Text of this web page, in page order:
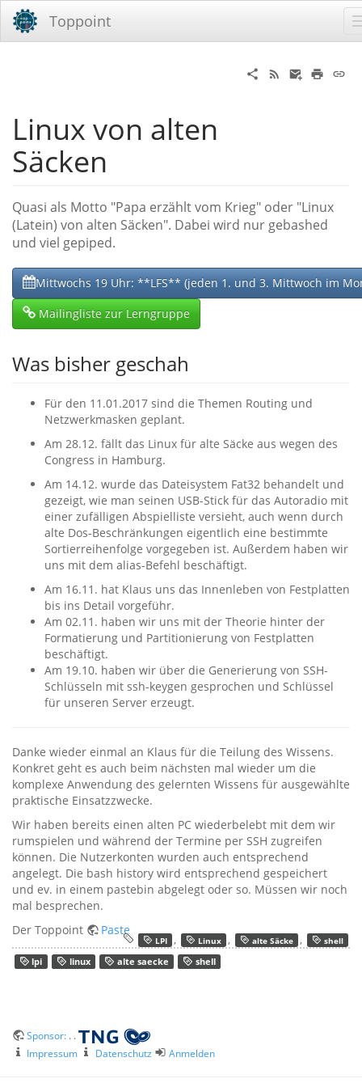
Toppoint
Linux von alten
Säcken
Quasi als Motto "Papa erzählt vom Krieg" oder "Linux
(Latein) von alten Säcken". Dabei wird nur gebashed
und viel gepiped.
Mittwochs 19 Uhr: **LFS** (jeden 1. und 3. Mittwoch im
Mailingliste zur Lerngruppe
Was bisher geschah
Für den 11.01.2017 sind die Themen Routing und
Netzwerkmasken geplant.
Am 28.12. fällt das Linux für alte Säcke aus wegen des
Congress in Hamburg.
Am 14.12. wurde das Dateisystem Fat32 behandelt und
gezeigt, wie man seinen USB-Stick für das Autoradio mit
einer zufälligen Abspielliste versieht, auch wenn durch
alte Dos-Beschränkungen eigentlich eine bestimmte
Sortierreihenfolge vorgegeben ist. Außerdem haben wir
uns mit dem alias-Befehl beschäftigt.
Am 16.11. hat Klaus uns das Innenleben von Festplatten
bis ins Detail vorgeführ.
Am 02.11. haben wir uns mit der Theorie hinter der
Formatierung und Partitionierung von Festplatten
beschäftigt.
Am 19.10. haben wir über die Generierung von SSH-
Schlüsseln mit ssh-keygen gesprochen und Schlüssel
für unseren Server erzeugt.
Danke wieder einmal an Klaus für die Teilung des Wissens.
Konkret geht es auch beim nächsten mal wieder um die
komplexe Anwendung des gelernten Wissens für ausgewählte
praktische Einsatzzwecke.
Wir haben bereits einen alten PC wiederbelebt mit dem wir
rumspielen und während der Termine per SSH zugreifen
können. Die Nutzerkonten wurden auch entsprechend
angelegt. Die bash history wird entsprechend gespeichert
und ev. in einem pastebin abgelegt oder so. Müssen wir noch
mal besprechen.
Der Toppoint
Paste
LPI , Linux , alte Säcke ,
shell
lpi
linux alte saecke shell
Sponsor: . .
Impressum
Datenschutz Anmelden